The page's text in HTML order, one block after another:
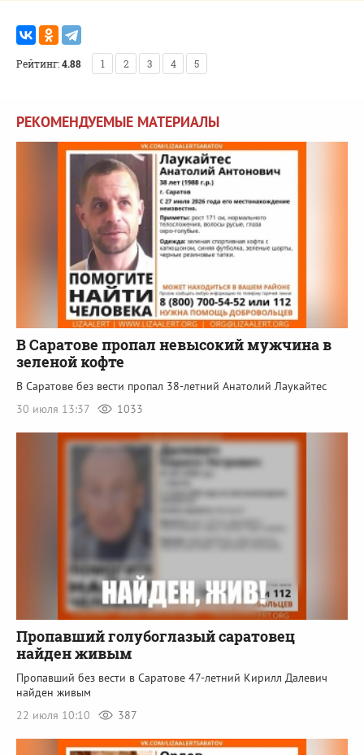
Рейтинг:4.88 1 2 3 4 5
РЕКОМЕНДУЕМЫЕ МАТЕРИАЛЫ
В Саратове пропал невысокий мужчина в
зеленой кофте
В Саратове без вести пропал 38-летний Анатолий Лаукайтес
30 июля 13:37
1033
Пропавший голубоглазый саратовец
найден живым
Пропавший без вести в Саратове 47-летний Кирилл Далевич
найден живым
22 июля 10:10
387